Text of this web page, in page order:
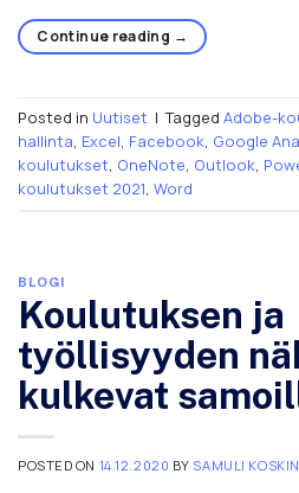
Continue reading →
Posted in Uutiset | Tagged Adobe-
hallinta, Excel, Facebook, Google
koulutukset, OneNote, Outlook,
koulutukset 2021, Word
BLOGI
Koulutuksen ja
työllisyyden
kulkevat
POSTED ON 14.12.2020 BY SAMULI